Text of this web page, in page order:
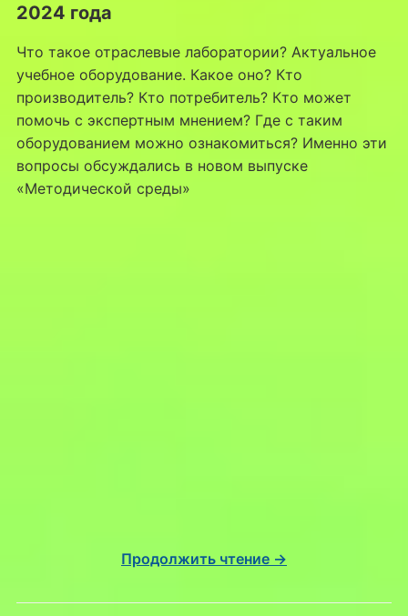
2024 года
Что такое отраслевые лаборатории? Актуальное
учебное оборудование. Какое оно? Кто
производитель? Кто потребитель? Кто может
помочь с экспертным мнением? Где с таким
оборудованием можно ознакомиться? Именно эти
вопросы обсуждались в новом выпуске
«Методической среды»
Продолжить чтение →